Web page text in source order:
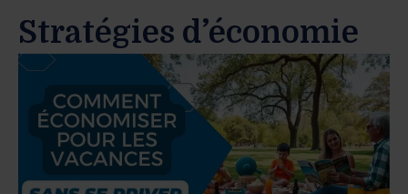
Stratégies d’économie